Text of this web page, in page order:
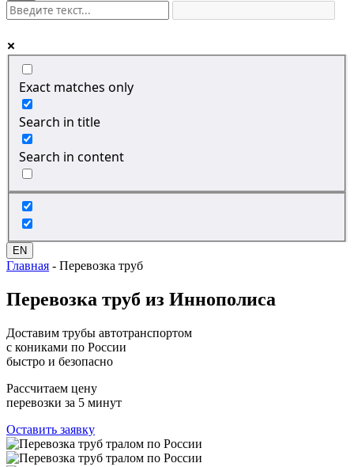
Exact matches only
Search in title
Search in content
EN
Главная - Перевозка труб
Перевозка труб из Иннополиса
Доставим трубы автотранспортом
с кониками по России
быстро и безопасно
Рассчитаем цену
перевозки за 5 минут
Оставить заявку